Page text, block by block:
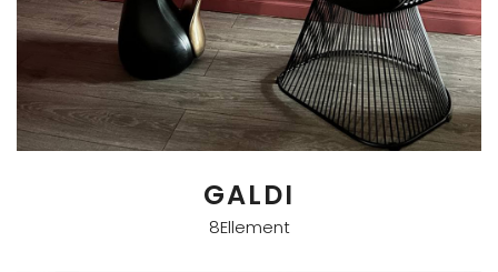
GALDI
8Ellement